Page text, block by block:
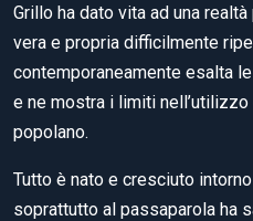
Grillo ha dato vita ad una
vera e propria difficilmente
contemporaneamente esalta
e ne mostra i limiti
popolano.
Tutto è nato e cresciuto
soprattutto al passaparola ha